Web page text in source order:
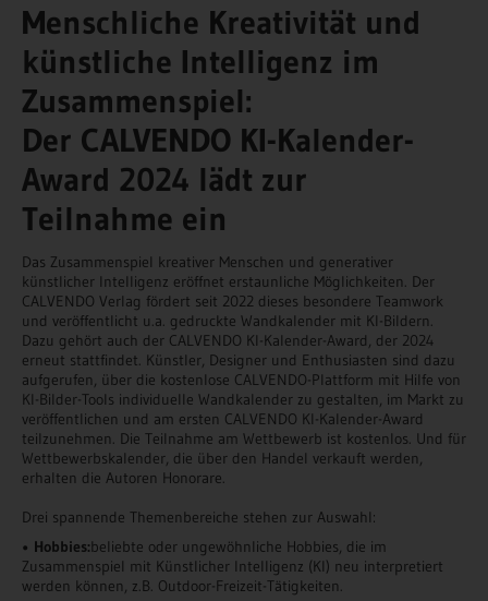
Menschliche Kreativität und
künstliche Intelligenz im
Zusammenspiel:
Der CALVENDO KI-Kalender-
Award 2024 lädt zur
Teilnahme ein
Das Zusammenspiel kreativer Menschen und generativer
künstlicher Intelligenz eröffnet erstaunliche Möglichkeiten. Der
CALVENDO Verlag fördert seit 2022 dieses besondere Teamwork
und veröffentlicht u.a. gedruckte Wandkalender mit KI-Bildern.
Dazu gehört auch der CALVENDO KI-Kalender-Award, der 2024
erneut stattfindet. Künstler, Designer und Enthusiasten sind dazu
aufgerufen, über die kostenlose CALVENDO-Plattform mit Hilfe von
KI-Bilder-Tools individuelle Wandkalender zu gestalten, im Markt zu
veröffentlichen und am ersten CALVENDO KI-Kalender-Award
teilzunehmen. Die Teilnahme am Wettbewerb ist kostenlos. Und für
Wettbewerbskalender, die über den Handel verkauft werden,
erhalten die Autoren Honorare.
Drei spannende Themenbereiche stehen zur Auswahl:
• Hobbies:beliebte oder ungewöhnliche Hobbies, die im
Zusammenspiel mit Künstlicher Intelligenz (KI) neu interpretiert
werden können, z.B. Outdoor-Freizeit-Tätigkeiten.